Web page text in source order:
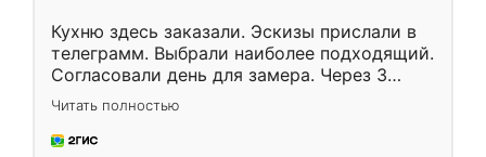
Кухню здесь заказали. Эскизы прислали в
телеграмм. Выбрали наиболее подходящий.
Согласовали день для замера. Через 3
недели кухня была уже готова. Остались
довольны работой. Спасибо Ренессанс
мебель за качественную работу!
Читать полностью